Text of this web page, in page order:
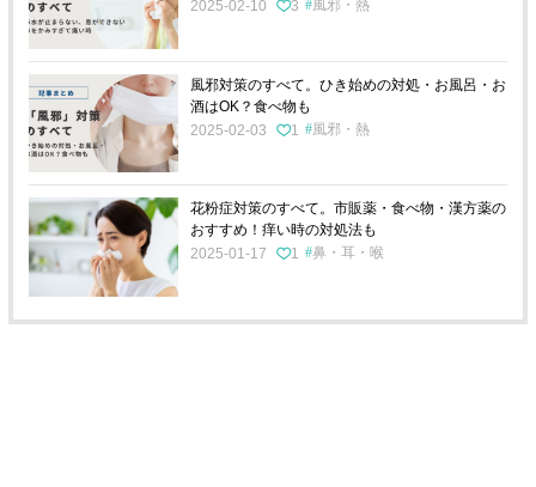
2025-02-10 3 風邪・熱
風邪対策のすべて。ひき始めの対処・お風呂・お
酒はOK？食べ物も
2025-02-03
1 風邪・熱
花粉症対策のすべて。市販薬・食べ物・漢方薬の
おすすめ！痒い時の対処法も
2025-01-17
1 鼻・耳・喉